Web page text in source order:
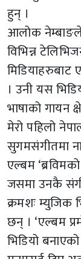
हुन् ।
आलोक नेम्बाङले
विभिन्न
मिडियाहरुबाट
। उनी यस
भाषाको गायन
मेरो पहिलो
सुगमसंगीतमा
एल्बम
जसमा उनकै
क्रमशः म्युजिक
छन् । ‘एल्बम
भिडियो